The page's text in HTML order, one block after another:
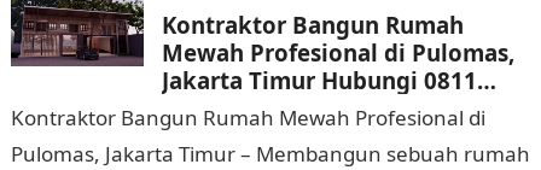
Kontraktor Bangun Rumah
Mewah Profesional di Pulomas,
Jakarta Timur Hubungi 0811
9933 588
Kontraktor Bangun Rumah Mewah Profesional di
Pulomas, Jakarta Timur – Membangun sebuah rumah